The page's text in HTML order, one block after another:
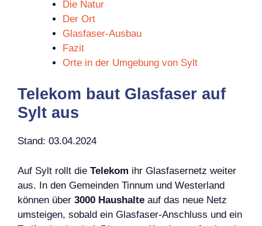
Die Natur
Der Ort
Glasfaser-Ausbau
Fazit
Orte in der Umgebung von Sylt
Telekom baut Glasfaser auf
Sylt aus
Stand: 03.04.2024
Auf Sylt rollt die Telekom ihr Glasfasernetz weiter
aus. In den Gemeinden Tinnum und Westerland
können über 3000 Haushalte auf das neue Netz
umsteigen, sobald ein Glasfaser-Anschluss und ein